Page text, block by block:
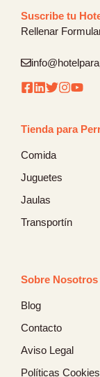
Suscribe tu
Rellenar
Tienda para
Comida
Juguetes
Jaulas
Transportín
Sobre Nosotros
Blog
Contacto
Aviso Legal
Políticas Cookies